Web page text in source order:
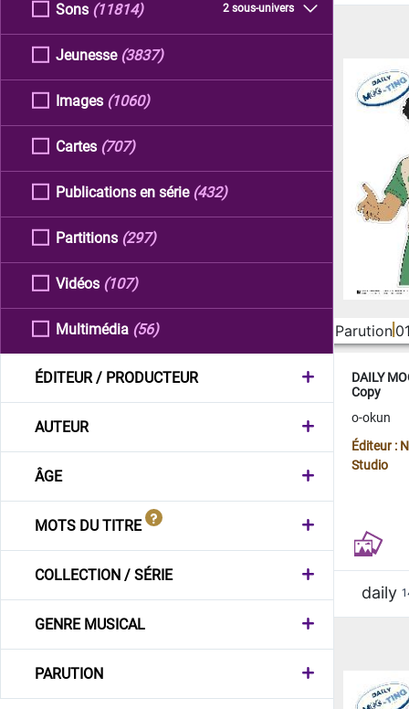
Sons 2 sous-univers
(11814)
Jeunesse (3837)
Images (1060)
Cartes (707)
Publications en série (432)
Partitions (297)
Vidéos (107)
Multimédia (56)
ÉDITEUR / PRODUCTEUR
AUTEUR
ÂGE
MOTS DU TITRE
COLLECTION / SÉRIE
GENRE MUSICAL
PARUTION
Parution
DAILY
Copy
o-okun
Éditeur :
Studio
daily